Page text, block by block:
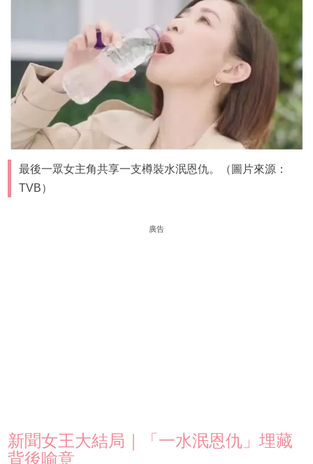
最後一眾女主角共享一支樽裝水泯恩仇。（圖片來源：
TVB）
廣告
新聞女王大結局｜「一水泯恩仇」埋藏
背後喻意